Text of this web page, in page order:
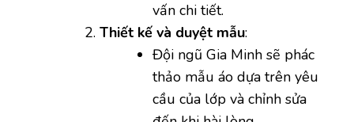
vấn chi tiết.
Thiết kế và duyệt mẫu:
Đội ngũ Gia Minh sẽ phác
thảo mẫu áo dựa trên yêu
cầu của lớp và chỉnh sửa